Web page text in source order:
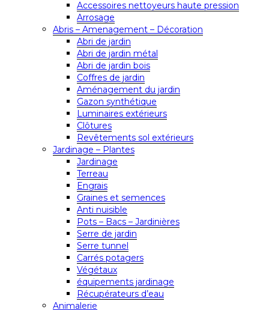
Accessoires nettoyeurs haute pression
Arrosage
Abris – Amenagement – Décoration
Abri de jardin
Abri de jardin métal
Abri de jardin bois
Coffres de jardin
Aménagement du jardin
Gazon synthétique
Luminaires extérieurs
Clôtures
Revêtements sol extérieurs
Jardinage – Plantes
Jardinage
Terreau
Engrais
Graines et semences
Anti nuisible
Pots – Bacs – Jardinières
Serre de jardin
Serre tunnel
Carrés potagers
Végétaux
équipements jardinage
Récupérateurs d’eau
Animalerie